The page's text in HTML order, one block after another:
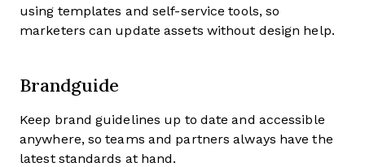
using templates and self-service tools, so
marketers can update assets without design help.
Brandguide
Keep brand guidelines up to date and accessible
anywhere, so teams and partners always have the
latest standards at hand.